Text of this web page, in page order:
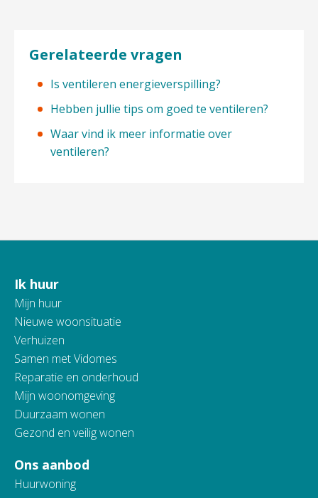
Gerelateerde vragen
Is ventileren energieverspilling?
Hebben jullie tips om goed te ventileren?
Waar vind ik meer informatie over
ventileren?
Contactinformatie
Ik huur
Mijn huur
Nieuwe woonsituatie
Verhuizen
Samen met Vidomes
Reparatie en onderhoud
Mijn woonomgeving
Duurzaam wonen
Gezond en veilig wonen
Ons aanbod
Huurwoning